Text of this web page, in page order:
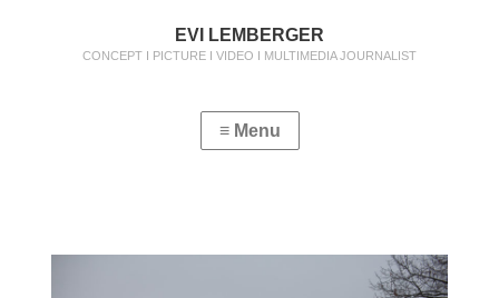
EVI LEMBERGER
CONCEPT I PICTURE I VIDEO I MULTIMEDIA JOURNALIST